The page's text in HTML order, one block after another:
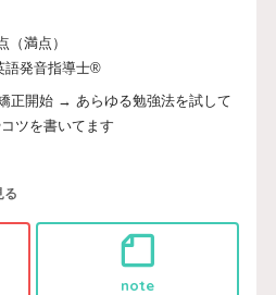
（満点）
語発音指導士®
正開始 → あらゆる勉強法を試して
ツを書いてます
る
note